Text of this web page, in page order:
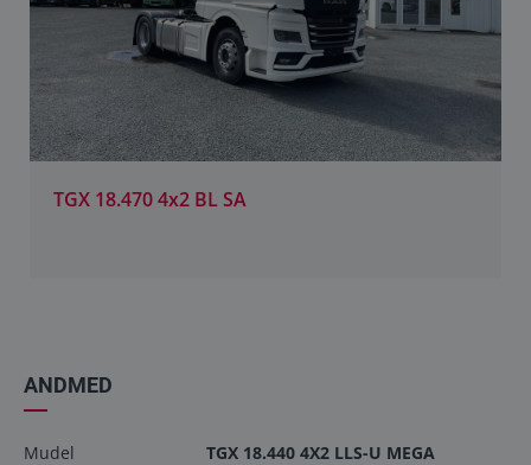
TGX 18.470 4x2 BL SA
ANDMED
Mudel TGX 18.440 4X2 LLS-U MEGA